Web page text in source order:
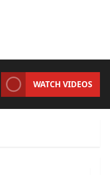
WATCH VIDEOS